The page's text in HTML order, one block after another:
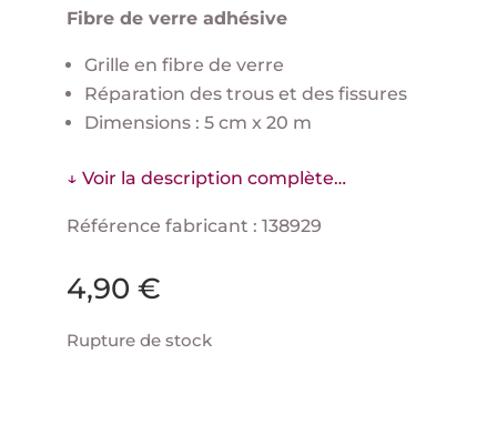
Fibre de verre adhésive
Grille en fibre de verre
Réparation des trous et des fissures
Dimensions : 5 cm x 20 m
↓ Voir la description complète…
Référence fabricant : 138929
4,90 €
Rupture de stock